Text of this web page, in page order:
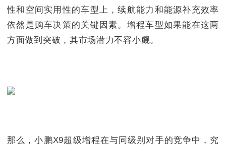
性和空间实用性的车型上，续航能力和能源补充效率
依然是购车决策的关键因素。增程车型如果能在这两
方面做到突破，其市场潜力不容小觑。
那么，小鹏X9超级增程在与同级别对手的竞争中，究